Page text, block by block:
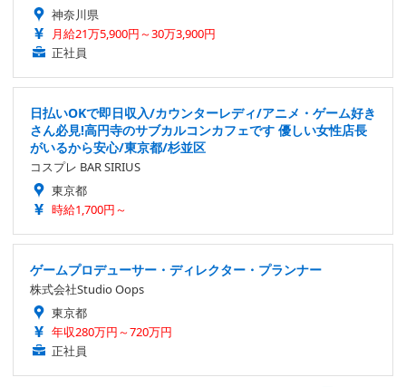
神奈川県
月給21万5,900円～30万3,900円
正社員
日払いOKで即日収入/カウンターレディ/アニメ・ゲーム好き
さん必見!高円寺のサブカルコンカフェです 優しい女性店長
がいるから安心/東京都/杉並区
コスプレ BAR SIRIUS
東京都
時給1,700円～
ゲームプロデューサー・ディレクター・プランナー
株式会社Studio Oops
東京都
年収280万円～720万円
正社員